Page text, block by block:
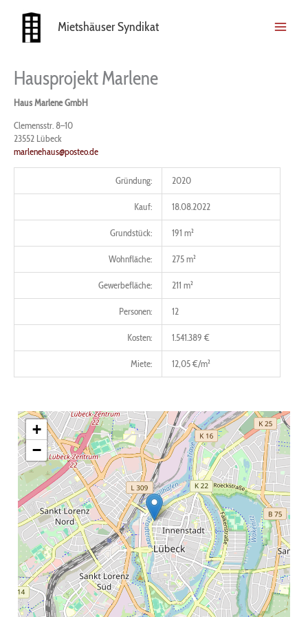
springen
Mietshäuser Syndikat
Hausprojekt Marlene
Haus Marlene GmbH
Clemensstr. 8–10
23552 Lübeck
marlenehaus@posteo.de
Gründung: 2020
Kauf: 18.08.2022
Grundstück: 191 m²
Wohnfläche: 275 m²
Gewerbefläche: 211 m²
Personen: 12
Kosten: 1.541.389 €
Miete: 12,05 €/m²
+
−